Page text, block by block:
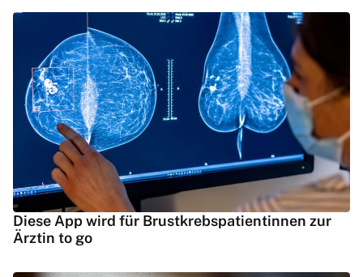
Diese App wird für Brustkrebspatientinnen zur
Ärztin to go